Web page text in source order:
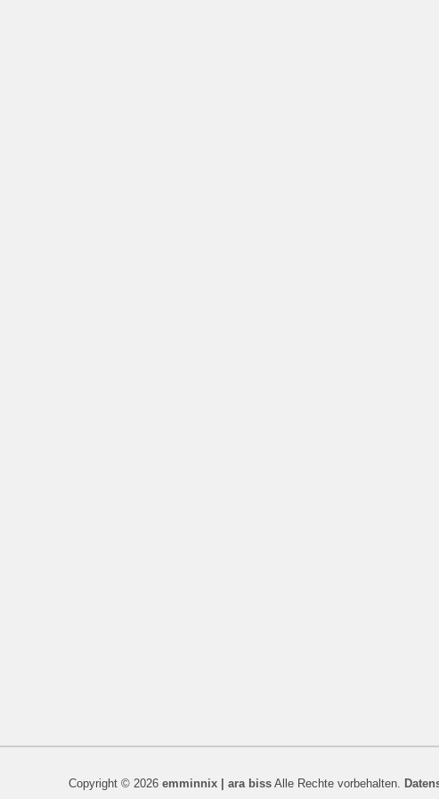
Copyright © 2026 emminnix | ara biss Alle Rechte vorbehalten.